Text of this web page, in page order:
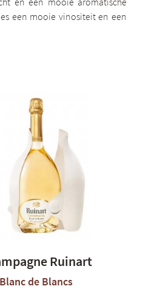
een mooie vinositeit en een
Ruinart
Blanc de Blancs